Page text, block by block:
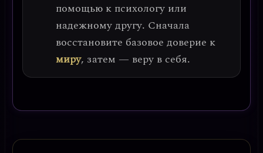
помощью к психологу или
надежному другу. Сначала
восстановите базовое доверие к
миру, затем — веру в себя.